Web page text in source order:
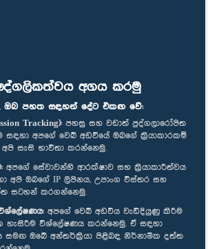
අගය කරමු
ඔබ පහත සඳහන් දේට එකඟ වේ:
Tracking): පහසු සහ වඩාත් පුද්ගලාරෝපිත
සඳහා අපගේ වෙබ් අඩවියේ ඔබගේ ක්‍රියාකාරකම්
සැසි භාවිතා කරන්නෙමු.
අපගේ සේවාවන්හි ආරක්ෂාව සහ ක්‍රියාකාරීත්වය
අපි ඔබගේ IP ලිපිනය, උපාංග විස්තර සහ
සටහන් කරගන්නෙමු.
අපගේ වෙබ් අඩවිය වැඩිදියුණු කිරීම
හැසිරීම විශ්ලේෂණය කරන්නෙමු. ඒ සඳහා
සමඟ ඔබේ අන්තර්ක්‍රියා පිළිබඳ නිර්නාමික දත්ත
සාමාජික
: